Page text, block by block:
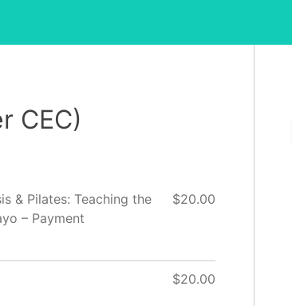
CEC)
& Pilates: Teaching the
– Payment
$20.00
$20.00